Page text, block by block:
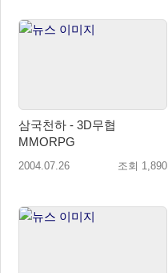
삼국천하 - 3D무협
MMORPG
2004.07.26 조회 1,890